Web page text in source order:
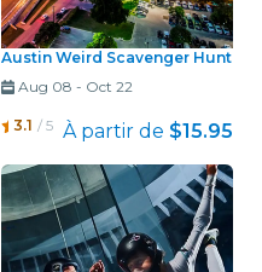
Austin Weird Scavenger Hunt
Aug 08 - Oct 22
3.1 / 5 À partir de $15.95